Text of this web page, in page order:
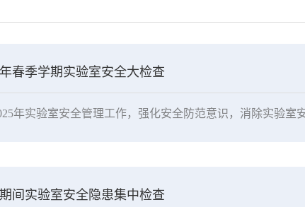
春季学期实验室安全大检查
间实验室安全隐患集中检查